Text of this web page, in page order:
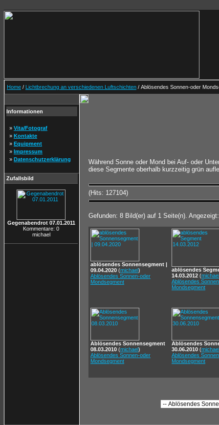
Home / Lichtbrechung an verschiedenen Luftschichten / Ablösendes Sonnen-oder
Informationen
» Vita/Fotograf
» Kontakte
» Equipment
» Impressum
» Datenschutzerklärung
Zufallsbild
Gegenabendrot 07.01.2011
Kommentare: 0
michael
Während Sonne oder Mond bei Auf- oder
diese Segmente oberhalb kurzzeitig grün
(Hits: 127104)
Gefunden: 8 Bild(er) auf 1 Seite(n).
ablösendes Sonnensegment |
09.04.2020 (michael)
Ablösendes Sonnen-oder
Mondsegment
ablösendes
14.03.2012 (michael
Ablösendes
Mondsegment
Ablösendes Sonnensegment
08.03.2010 (michael)
Ablösendes Sonnen-oder
Mondsegment
Ablösendes
30.06.2010 (michael
Ablösendes
Mondsegment